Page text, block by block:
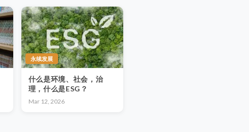
永续发展
什么是环境、社会，治
理，什么是ESG？
Mar 12, 2026